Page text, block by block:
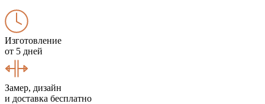
Изготовление
от 5 дней
Замер, дизайн
и доставка бесплатно